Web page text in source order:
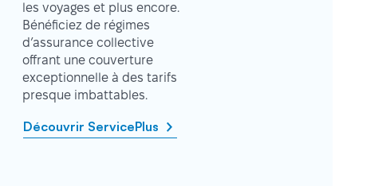
les voyages et plus encore.
Bénéficiez de régimes
d’assurance collective
offrant une couverture
exceptionnelle à des tarifs
presque imbattables.
Découvrir ServicePlus